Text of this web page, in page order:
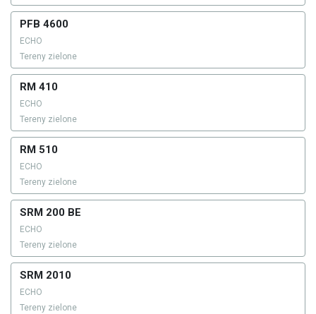
PFB 4600
ECHO
Tereny zielone
RM 410
ECHO
Tereny zielone
RM 510
ECHO
Tereny zielone
SRM 200 BE
ECHO
Tereny zielone
SRM 2010
ECHO
Tereny zielone